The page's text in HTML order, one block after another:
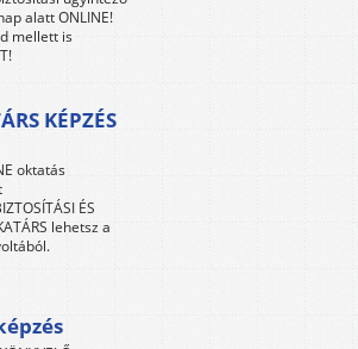
alatt ONLINE!
mellett is
KÉPZÉS
oktatás
ÉS
lehetsz a